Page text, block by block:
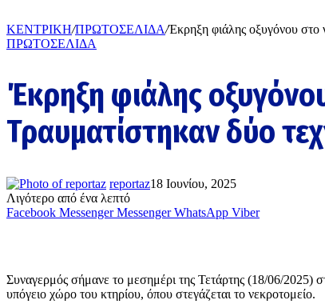
ΚΕΝΤΡΙΚΗ/ΠΡΩΤΟΣΕΛΙΔΑ/Έκρηξη φιάλης οξυγόνου στο
ΠΡΩΤΟΣΕΛΙΔΑ
Έκρηξη φιάλης
Τραυματίστηκαν δύο
reportaz18 Ιουνίου, 2025
Λιγότερο από ένα λεπτό
Facebook Messenger Messenger WhatsApp Viber
Συναγερμός σήμανε το μεσημέρι της Τετάρτης (18/06/2025)
υπόγειο χώρο του κτηρίου, όπου στεγάζεται το νεκροτομείο.